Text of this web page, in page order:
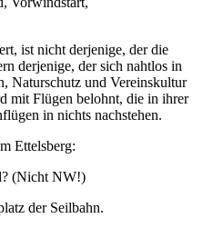
ist nicht derjenige, der die
derjenige, der sich nahtlos in
Naturschutz und Vereinskultur
mit Flügen belohnt, die in ihrer
in nichts nachstehen.
Ettelsberg:
(Nicht NW!)
der Seilbahn.